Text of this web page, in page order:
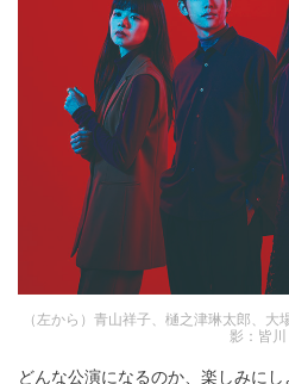
（左から）青山祥子、樋之津琳太
影：皆川
どんな公演になるのか、楽しみにし